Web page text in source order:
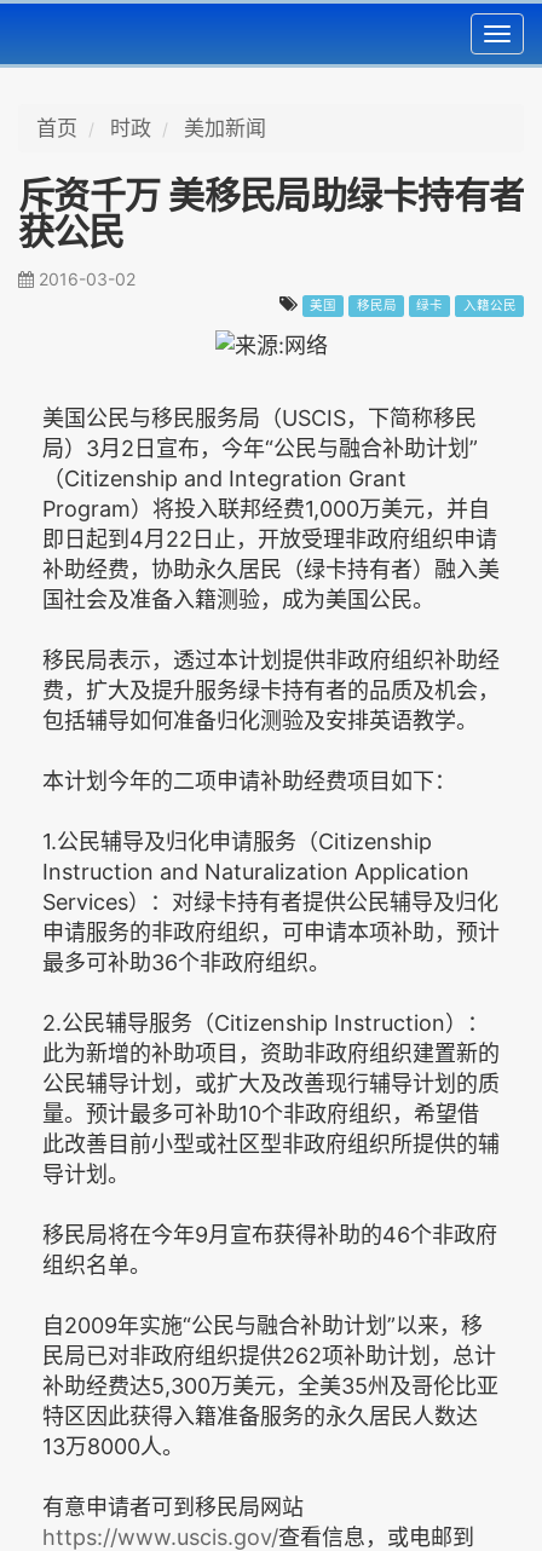
首页 时政 美加新闻
斥资千万 美移民局助绿卡持有者
获公民
2016-03-02
美国 移民局 绿卡 入籍公民
美国公民与移民服务局（USCIS，下简称移民
局）3月2日宣布，今年“公民与融合补助计划”
（Citizenship and Integration Grant
Program）将投入联邦经费1,000万美元，并自
即日起到4月22日止，开放受理非政府组织申请
补助经费，协助永久居民（绿卡持有者）融入美
国社会及准备入籍测验，成为美国公民。
移民局表示，透过本计划提供非政府组织补助经
费，扩大及提升服务绿卡持有者的品质及机会，
包括辅导如何准备归化测验及安排英语教学。
本计划今年的二项申请补助经费项目如下：
1.公民辅导及归化申请服务（Citizenship
Instruction and Naturalization Application
Services）：对绿卡持有者提供公民辅导及归化
申请服务的非政府组织，可申请本项补助，预计
最多可补助36个非政府组织。
2.公民辅导服务（Citizenship Instruction）：
此为新增的补助项目，资助非政府组织建置新的
公民辅导计划，或扩大及改善现行辅导计划的质
量。预计最多可补助10个非政府组织，希望借
此改善目前小型或社区型非政府组织所提供的辅
导计划。
移民局将在今年9月宣布获得补助的46个非政府
组织名单。
自2009年实施“公民与融合补助计划”以来，移
民局已对非政府组织提供262项补助计划，总计
补助经费达5,300万美元，全美35州及哥伦比亚
特区因此获得入籍准备服务的永久居民人数达
13万8000人。
有意申请者可到移民局网站
https://www.uscis.gov/查看信息，或电邮到